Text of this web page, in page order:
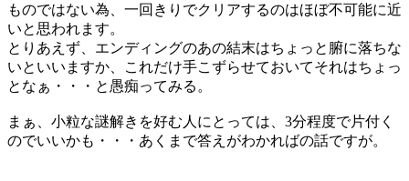
ものではない為、一回きりでクリアするのはほぼ不可能に近
いと思われます。
とりあえず、エンディングのあの結末はちょっと腑に落ちな
いといいますか、これだけ手こずらせておいてそれはちょっ
となぁ・・・と愚痴ってみる。
まぁ、小粒な謎解きを好む人にとっては、3分程度で片付く
のでいいかも・・・あくまで答えがわかればの話ですが。